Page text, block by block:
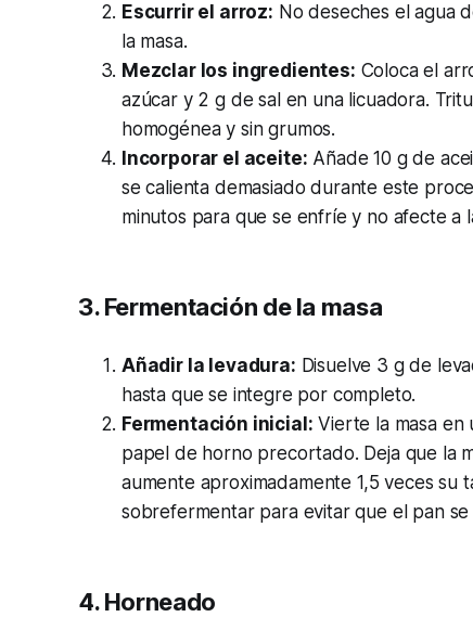
Escurrir el arroz: No deseches el agua
la masa.
Mezclar los ingredientes: Coloca el
azúcar y 2 g de sal en una licuadora.
homogénea y sin grumos.
Incorporar el aceite: Añade 10 g de
se calienta demasiado durante este
minutos para que se enfríe y no afecte a
3. Fermentación de la masa
Añadir la levadura: Disuelve 3 g de
hasta que se integre por completo.
Fermentación inicial: Vierte la masa
papel de horno precortado. Deja que la
aumente aproximadamente 1,5 veces su
sobrefermentar para evitar que el pan
4. Horneado